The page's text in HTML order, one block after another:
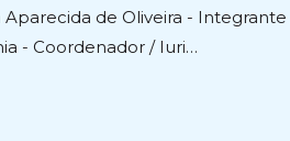
de Oliveira -
- Coordenador / Iuri…